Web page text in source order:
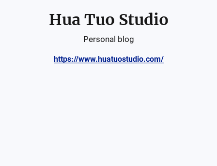
Hua Tuo Studio
Personal blog
https://www.huatuostudio.com/